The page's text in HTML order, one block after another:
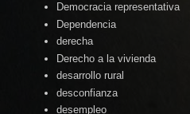
Democracia representativa
Dependencia
derecha
Derecho a la vivienda
desarrollo rural
desconfianza
desempleo